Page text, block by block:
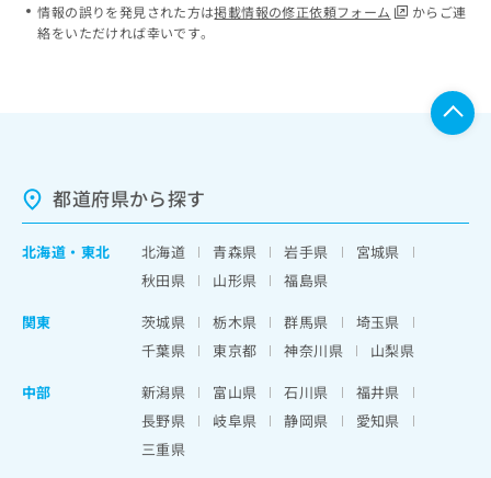
情報の誤りを発見された方は掲載情報の修正依頼フォーム
からご連
絡をいただければ幸いです。
都道府県から探す
北海道 ・ 東北 北海道 青森県 岩手県
宮城県
秋田県
山形県
福島県
関東
茨城県 栃木県 群馬県
埼玉県
千葉県
東京都 神奈川県
山梨県
中部
新潟県 富山県 石川県
福井県
長野県
岐阜県 静岡県
愛知県
三重県